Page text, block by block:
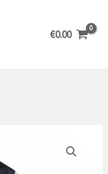
€0.00